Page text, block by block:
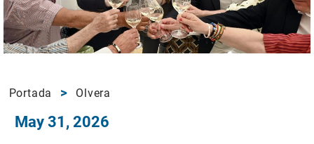
Portada Olvera
May 31, 2026